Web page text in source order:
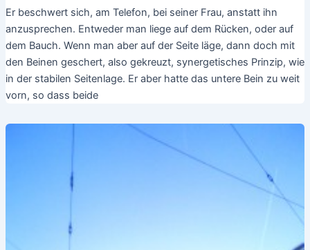
Er beschwert sich, am Telefon, bei seiner Frau, anstatt ihn
anzusprechen. Entweder man liege auf dem Rücken, oder auf
dem Bauch. Wenn man aber auf der Seite läge, dann doch mit
den Beinen geschert, also gekreuzt, synergetisches Prinzip, wie
in der stabilen Seitenlage. Er aber hatte das untere Bein zu weit
vorn, so dass beide